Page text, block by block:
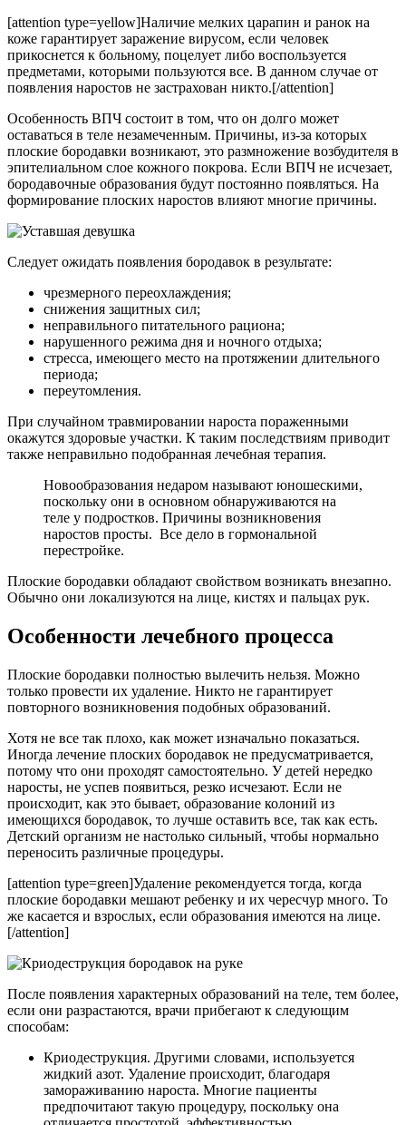
[attention type=yellow]Наличие мелких царапин и ранок на
коже гарантирует заражение вирусом, если человек
прикоснется к больному, поцелует либо воспользуется
предметами, которыми пользуются все. В данном случае от
появления наростов не застрахован никто.[/attention]
Особенность ВПЧ состоит в том, что он долго может
оставаться в теле незамеченным. Причины, из-за которых
плоские бородавки возникают, это размножение возбудителя в
эпителиальном слое кожного покрова. Если ВПЧ не исчезает,
бородавочные образования будут постоянно появляться. На
формирование плоских наростов влияют многие причины.
Следует ожидать появления бородавок в результате:
чрезмерного переохлаждения;
снижения защитных сил;
неправильного питательного рациона;
нарушенного режима дня и ночного отдыха;
стресса, имеющего место на протяжении длительного
периода;
переутомления.
При случайном травмировании нароста пораженными
окажутся здоровые участки. К таким последствиям приводит
также неправильно подобранная лечебная терапия.
Новообразования недаром называют юношескими,
поскольку они в основном обнаруживаются на
теле у подростков. Причины возникновения
наростов просты. Все дело в гормональной
перестройке.
Плоские бородавки обладают свойством возникать внезапно.
Обычно они локализуются на лице, кистях и пальцах рук.
Особенности лечебного процесса
Плоские бородавки полностью вылечить нельзя. Можно
только провести их удаление. Никто не гарантирует
повторного возникновения подобных образований.
Хотя не все так плохо, как может изначально показаться.
Иногда лечение плоских бородавок не предусматривается,
потому что они проходят самостоятельно. У детей нередко
наросты, не успев появиться, резко исчезают. Если не
происходит, как это бывает, образование колоний из
имеющихся бородавок, то лучше оставить все, так как есть.
Детский организм не настолько сильный, чтобы нормально
переносить различные процедуры.
[attention type=green]Удаление рекомендуется тогда, когда
плоские бородавки мешают ребенку и их чересчур много. То
же касается и взрослых, если образования имеются на лице.
[/attention]
После появления характерных образований на теле, тем более,
если они разрастаются, врачи прибегают к следующим
способам:
Криодеструкция. Другими словами, используется
жидкий азот. Удаление происходит, благодаря
замораживанию нароста. Многие пациенты
предпочитают такую процедуру, поскольку она